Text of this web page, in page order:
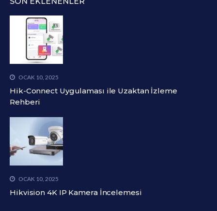
OCAK 10, 2025
Hik-Connect Uygulaması ile Uzaktan İzleme
Rehberi
OCAK 10, 2025
Hikvision 4K IP Kamera İncelemesi